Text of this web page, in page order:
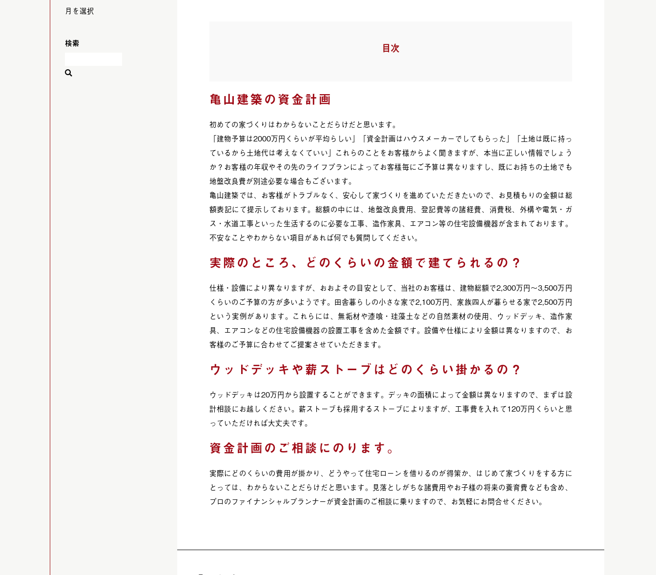
検索 目次
亀山建築の資金計画
初めての家づくりはわからないことだらけだと思います。
「建物予算は2000万円くらいが平均らしい」「資金計画はハウスメーカーでしてもらった」「土地は既に持っ
ているから土地代は考えなくていい」これらのことをお客様からよく聞きますが、本当に正しい情報でしょう
か？お客様の年収やその先のライフプランによってお客様毎にご予算は異なりますし、既にお持ちの土地でも
地盤改良費が別途必要な場合もございます。
亀山建築では、お客様がトラブルなく、安心して家づくりを進めていただきたいので、お見積もりの金額は総
額表記にて提示しております。総額の中には、地盤改良費用、登記費等の諸経費、消費税、外構や電気・ガ
ス・水道工事といった生活するのに必要な工事、造作家具、エアコン等の住宅設備機器が含まれております。
不安なことやわからない項目があれば何でも質問してください。
実際のところ、どのくらいの金額で建てられるの？
仕様・設備により異なりますが、おおよその目安として、当社のお客様は、建物総額で2,300万円〜3,500万円
くらいのご予算の方が多いようです。田舎暮らしの小さな家で2,100万円、家族四人が暮らせる家で2,500万円
という実例があります。これらには、無垢材や漆喰・珪藻土などの自然素材の使用、ウッドデッキ、造作家
具、エアコンなどの住宅設備機器の設置工事を含めた金額です。設備や仕様により金額は異なりますので、お
客様のご予算に合わせてご提案させていただきます。
ウッドデッキや薪ストーブはどのくらい掛かるの？
ウッドデッキは20万円から設置することができます。デッキの面積によって金額は異なりますので、まずは設
計相談にお越しください。薪ストーブも採用するストーブによりますが、工事費を入れて120万円くらいと思
っていただければ大丈夫です。
資金計画のご相談にのります。
実際にどのくらいの費用が掛かり、どうやって住宅ローンを借りるのが得策か、はじめて家づくりをする方に
とっては、わからないことだらけだと思います。見落としがちな諸費用やお子様の将来の養育費なども含め、
プロのファイナンシャルプランナーが資金計画のご相談に乗りますので、お気軽にお問合せください。